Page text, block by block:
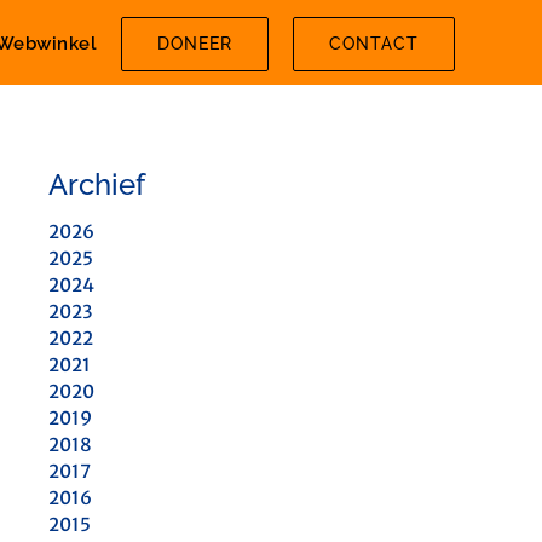
DONEER CONTACT
Archief
2026
2025
2024
2023
2022
2021
2020
2019
2018
2017
2016
2015